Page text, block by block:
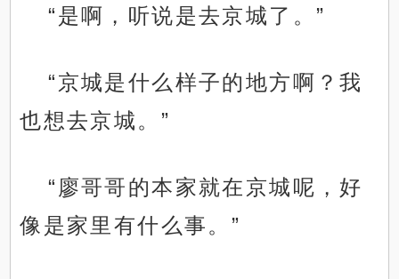
“是啊，听说是去京城了。”
“京城是什么样子的地方啊？我
也想去京城。”
“廖哥哥的本家就在京城呢，好
像是家里有什么事。”